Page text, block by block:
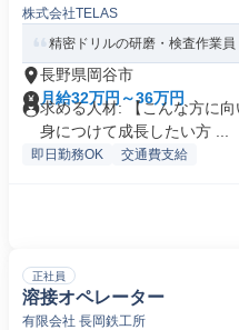
株式会社TELAS
精密ドリルの研磨・検査作業
長野県岡谷市
月給32万円～36万円
求める人材: 【こんな方に
身につけて成長したい方 ...
即日勤務OK 交通費支給
正社員
溶接オペレーター
有限会社 長岡鉄工所